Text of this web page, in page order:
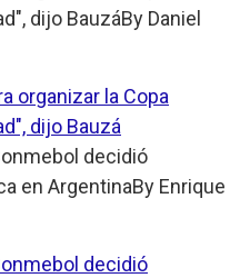
dijo BauzáBy Daniel
organizar la Copa
dijo Bauzá
decidió
en ArgentinaBy Enrique
decidió